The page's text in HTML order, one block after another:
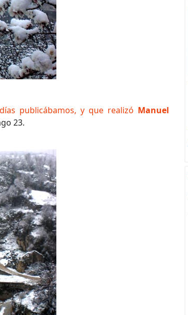
publicábamos, y que realizó Manuel
23.